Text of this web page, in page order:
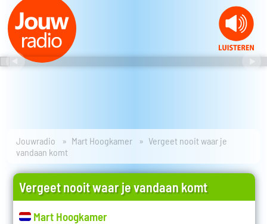
Jouwradio Mart Hoogkamer
Vergeet nooit waar je
vandaan komt
Vergeet nooit waar je vandaan komt
Mart Hoogkamer